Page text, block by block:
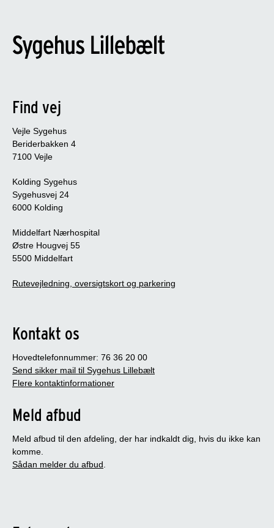
Find vej
Vejle Sygehus
Beriderbakken 4
7100 Vejle
Kolding Sygehus
Sygehusvej 24
6000 Kolding
Middelfart Nærhospital
Østre Hougvej 55
5500 Middelfart
Rutevejledning, oversigtskort og parkering
Kontakt os
Hovedtelefonnummer: 76 36 20 00
Send sikker mail til Sygehus Lillebælt
Flere kontaktinformationer
Meld afbud
Meld afbud til den afdeling, der har indkaldt dig, hvis du ikke kan
komme.
Sådan melder du afbud.